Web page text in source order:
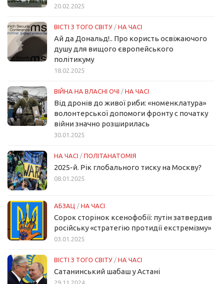
20.02.2025
ВІСТІ З ТОГО СВІТУ / НА ЧАСІ
Ай да Дональд!.. Про користь освіжаючого
душу для вищого європейського
політикуму
18.02.2025
ВІЙНА НА ВЛАСНІ ОЧІ / НА ЧАСІ
Від дронів до живої риби: «номенклатура»
волонтерської допомоги фронту с початку
війни значно розширилась
30.01.2025
НА ЧАСІ / ПОЛІТАНАТОМІЯ
2025-й. Рік глобального тиску на Москву?
08.01.2025
АБЗАЦ / НА ЧАСІ
Сорок сторінок ксенофобії: путін затвердив
російську «стратегію протидії екстремізму»
03.01.2025
ВІСТІ З ТОГО СВІТУ / НА ЧАСІ
Сатанинський шабаш у Астані